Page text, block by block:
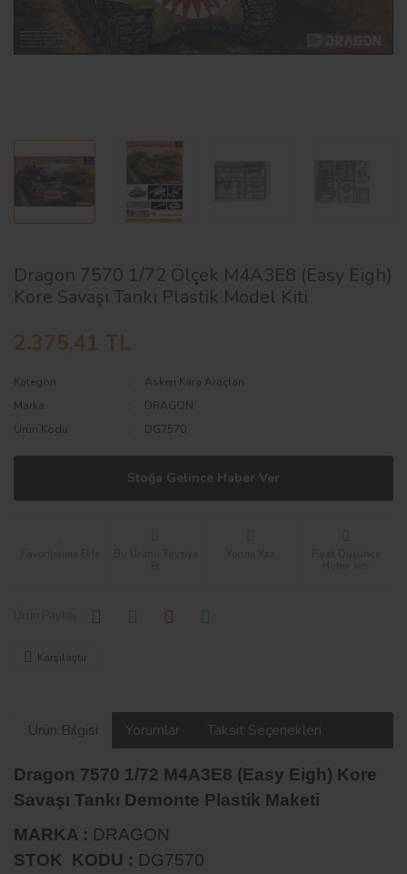
Dragon 7570 1/72 Ölçek M4A3E8 (Easy Eigh)
Kore Savaşı Tankı Plastik Model Kiti
2.375,41 TL
Kategori
Askeri Kara Araçları
Marka
DRAGON
Ürün Kodu
DG7570
Stoğa Gelince Haber Ver
Karşılaştır
Ürün Bilgisi Yorumlar Taksit Seçenekleri
Dragon 7570 1/72 M4A3E8 (Easy Eigh) Kore
Savaşı Tankı Demonte Plastik Maketi
MARKA : DRAGON
STOK KODU : DG7570
TEKNİK KİTAP ve KATALOGLAR